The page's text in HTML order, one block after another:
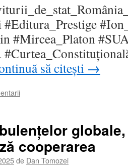
#Editura_Prestige
#Mircea_Platon
să citești →
cooperarea
de Dan Tomozei